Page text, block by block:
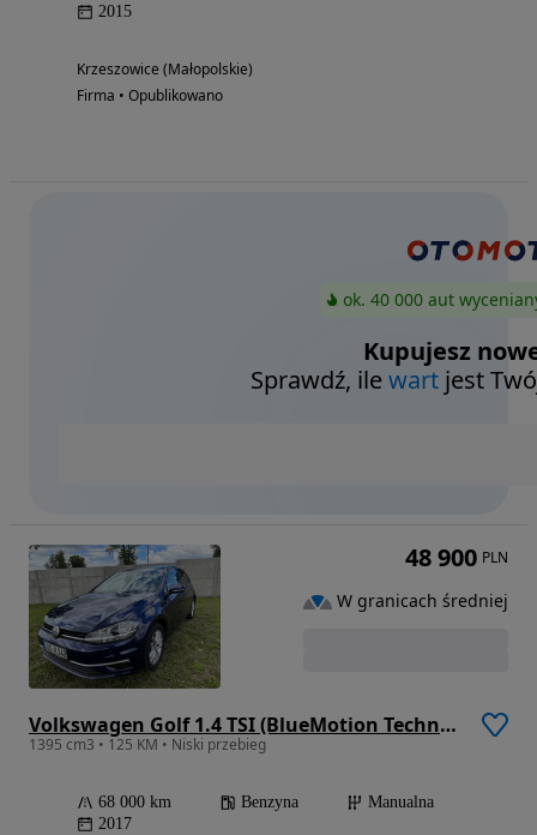
2015
Krzeszowice (Małopolskie)
Firma • Opublikowano
ok. 40 000 aut
Kupujesz
Sprawdź, ilewart jest
Volkswagen Golf 1.4 TSI (BlueMotion Technology) Comfortline
1395 cm3 • 125 KM • Niski przebieg
68 000 km Benzyna
Manualna
2017
48 900 PLN
W granicach średniej